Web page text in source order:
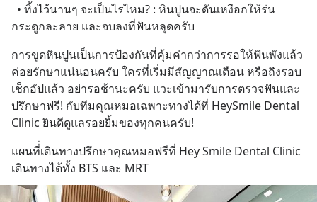
กระดูกละลาย และจบลงที่ฟันหลุดครับ
การขูดหินปูนเป็นการป้องกันที่คุ้มค่ากว่าการรอให้ฟันพังแล้ว
ค่อยรักษาแน่นอนครับ ใครที่เริ่มมีสัญญาณเตือน หรือถึงรอบ
เช็กอัปแล้ว อย่ารอช้านะครับ แวะเข้ามารับการตรวจฟันและ
ปรึกษาฟรี! กับทีมคุณหมอเฉพาะทางได้ที่ HeySmile Dental
Clinic ยินดีดูแลรอยยิ้มของทุกคนครับ!
แผนที่่เดินทางปรึกษาคุณหมอฟรีที่ Hey Smile Dental Clinic
เดินทางได้ทั้ง BTS และ MRT